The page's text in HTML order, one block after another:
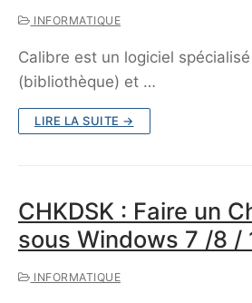
INFORMATIQUE
Calibre est un logiciel
(bibliothèque) et …
LIRE LA SUITE →
CHKDSK : Faire un
sous Windows 7 /8 /
INFORMATIQUE